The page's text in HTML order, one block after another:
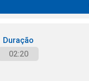
Duração
02:20